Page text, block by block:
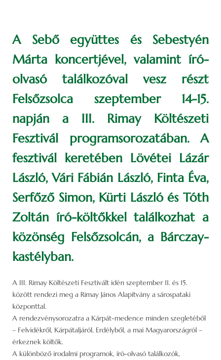
A Sebő együttes és Sebestyén
Márta koncertjével, valamint író-
olvasó találkozóval vesz részt
Felsőzsolca szeptember 14-15.
napján a III. Rimay Költészeti
Fesztivál programsorozatában. A
fesztivál keretében Lövétei Lázár
László, Vári Fábián László, Finta Éva,
Serfőző Simon, Kürti László és Tóth
Zoltán író-költőkkel találkozhat a
közönség Felsőzsolcán, a Bárczay-
kastélyban.
A III. Rimay Költészeti Fesztivált idén szeptember 11. és 15.
között rendezi meg a Rimay János Alapítvány a sárospataki
központtal.
A rendezvénysorozatra a Kárpát-medence minden szegletéből
– Felvidékről, Kárpátaljáról, Erdélyből, a mai Magyarországról –
érkeznek költők.
A különböző irodalmi programok, író-olvasó találkozók,